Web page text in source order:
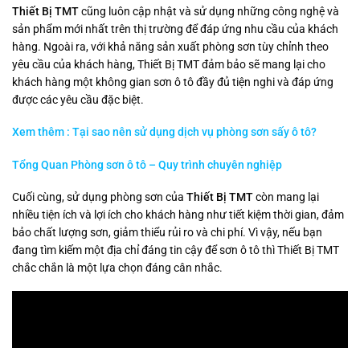
Thiết Bị TMTcũng luôn cập nhật và sử dụng những công nghệ và
sản phẩm mới nhất trên thị trường để đáp ứng nhu cầu của khách
hàng. Ngoài ra, với khả năng sản xuất phòng sơn tùy chỉnh theo
yêu cầu của khách hàng, Thiết Bị TMT đảm bảo sẽ mang lại cho
khách hàng một không gian sơn ô tô đầy đủ tiện nghi và đáp ứng
được các yêu cầu đặc biệt.
Xem thêm : Tại sao nên sử dụng dịch vụ phòng sơn sấy ô tô?
Tổng Quan Phòng sơn ô tô – Quy trình chuyên nghiệp
Cuối cùng, sử dụng phòng sơn của Thiết Bị TMTcòn mang lại
nhiều tiện ích và lợi ích cho khách hàng như tiết kiệm thời gian, đảm
bảo chất lượng sơn, giảm thiểu rủi ro và chi phí. Vì vậy, nếu bạn
đang tìm kiếm một địa chỉ đáng tin cậy để sơn ô tô thì Thiết Bị TMT
chắc chắn là một lựa chọn đáng cân nhắc.